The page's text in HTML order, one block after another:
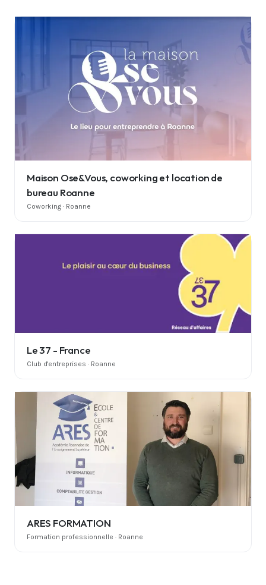
Maison Ose&Vous, coworking et location de
bureau Roanne
Coworking · Roanne
Le 37 - France
Club d'entreprises · Roanne
ARES FORMATION
Formation professionnelle · Roanne